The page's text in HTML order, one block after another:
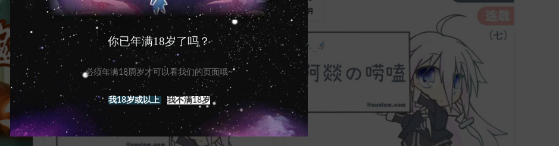
你已年满18岁了吗？
必须年满18周岁才可以看我们的页面哦~
我18岁或以上 我不满18岁
7 月
10